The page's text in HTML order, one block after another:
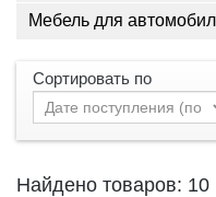
Мебель для
Сортировать по
Найдено товаров: 10